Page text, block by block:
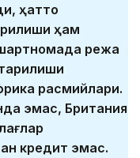
ҳатто
ҳам
режа
расмийлари.
эмас, Британия
кредит эмас.